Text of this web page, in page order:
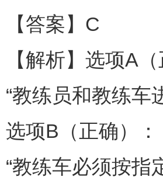
【答案】C
【解析】选项A（
“教练员和教练车
选项B（正确）：
“教练车必须按指